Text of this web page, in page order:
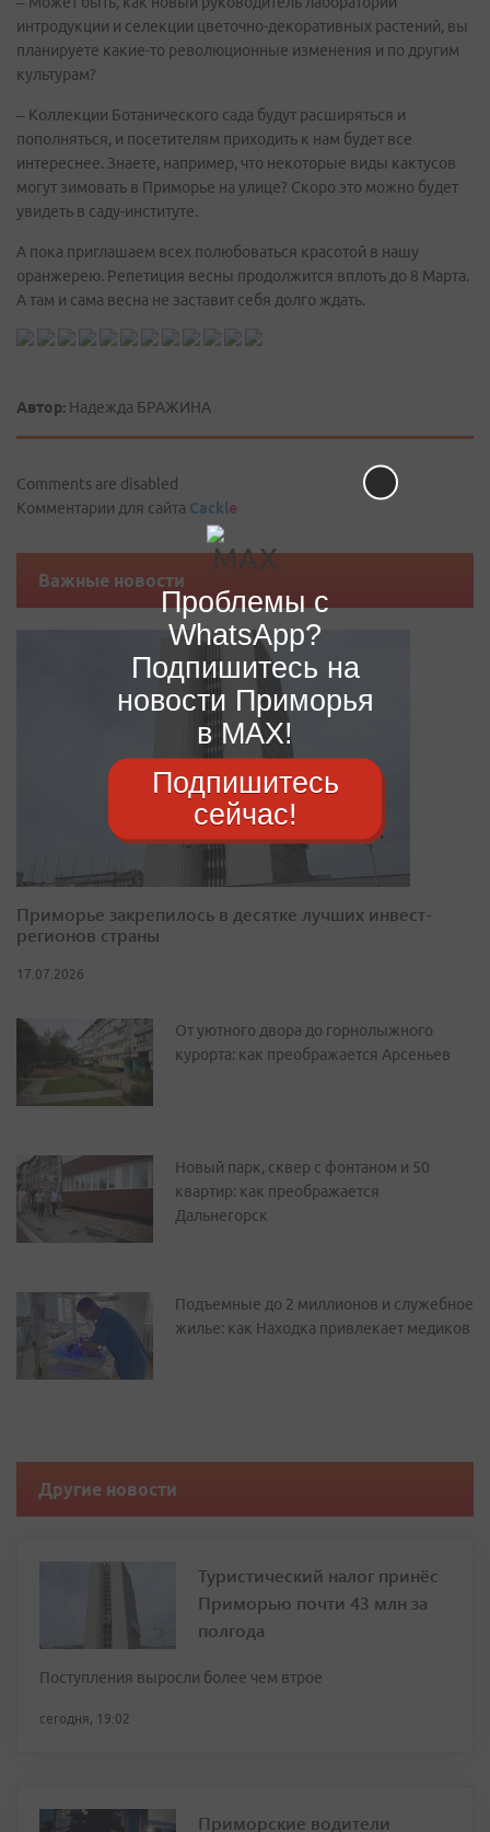
интродукции и селекции цветочно-декоративных растений, вы
планируете какие-то революционные изменения и по другим
культурам?
– Коллекции Ботанического сада будут расширяться и
пополняться, и посетителям приходить к нам будет все
интереснее. Знаете, например, что некоторые виды кактусов
могут зимовать в Приморье на улице? Скоро это можно будет
увидеть в саду-институте.
А пока приглашаем всех полюбоваться красотой в нашу
оранжерею. Репетиция весны продолжится вплоть до 8 Марта.
А там и сама весна не заставит себя долго ждать.
Автор: Надежда БРАЖИНА
Comments are disabled
Комментарии для сайта Cackle
Важные новости
Приморье закрепилось в десятке лучших инвест-
регионов страны
17.07.2026
От уютного двора до горнолыжного
курорта: как преображается Арсеньев
Новый парк, сквер с фонтаном и 50
квартир: как преображается
Дальнегорск
Подъемные до 2 миллионов и служебное
жилье: как Находка привлекает медиков
Другие новости
Туристический налог принёс
Приморью почти 43 млн за
полгода
Поступления выросли более чем втрое
сегодня, 19:02
Приморские водители
Проблемы с
WhatsApp?
Подпишитесь на
новости Приморья
в MAX!
Подпишитесь
сейчас!